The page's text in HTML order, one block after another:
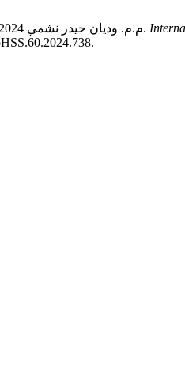
م.م. وديان حيدر نشمي 2024. المعاهدة العراقية التركية 1946.